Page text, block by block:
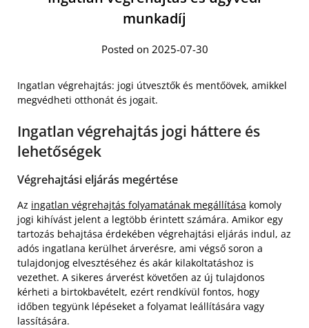
munkadíj
Posted on 2025-07-30
Ingatlan végrehajtás: jogi útvesztők és mentőövek, amikkel
megvédheti otthonát és jogait.
Ingatlan végrehajtás jogi háttere és
lehetőségek
Végrehajtási eljárás megértése
Az ingatlan végrehajtás folyamatának megállítása komoly
jogi kihívást jelent a legtöbb érintett számára. Amikor egy
tartozás behajtása érdekében végrehajtási eljárás indul, az
adós ingatlana kerülhet árverésre, ami végső soron a
tulajdonjog elvesztéséhez és akár kilakoltatáshoz is
vezethet. A sikeres árverést követően az új tulajdonos
kérheti a birtokbavételt, ezért rendkívül fontos, hogy
időben tegyünk lépéseket a folyamat leállítására vagy
lassítására.